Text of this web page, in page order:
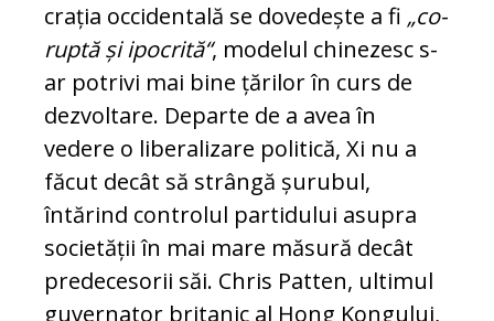
cra­ția occidentală se dovedește a fi „co­
rup­tă și ipocrită“, modelul chinezesc s-
ar po­trivi mai bine țărilor în curs de
dez­vol­tare. Departe de a avea în
vedere o li­be­ralizare politică, Xi nu a
făcut decât să strângă șurubul,
întărind controlul par­ti­dului asupra
societății în mai mare mă­sură decât
predecesorii săi. Chris Patten, ultimul
guvernator britanic al Hong Kon­gului,